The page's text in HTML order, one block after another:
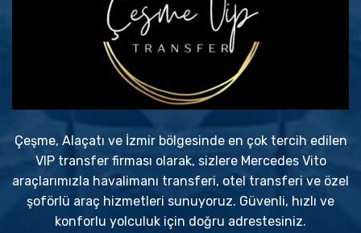
Çeşme, Alaçatı ve İzmir bölgesinde en çok tercih edilen
VIP transfer firması olarak, sizlere Mercedes Vito
araçlarımızla havalimanı transferi, otel transferi ve özel
şoförlü araç hizmetleri sunuyoruz. Güvenli, hızlı ve
konforlu yolculuk için doğru adrestesiniz.